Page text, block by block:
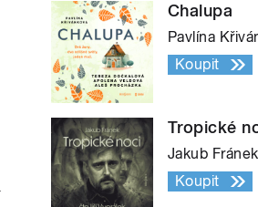
Chalupa
Pavlína
Koupit
Tropické
Jakub Fránek
Koupit